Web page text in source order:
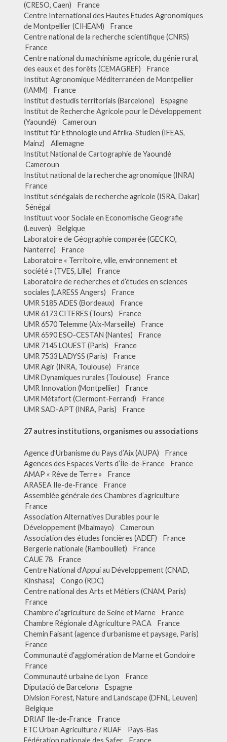
(CRESO, Caen) France
Centre International des Hautes Etudes Agronomiques
de Montpellier (CIHEAM) France
Centre national de la recherche scientifique (CNRS)
France
Centre national du machinisme agricole, du génie rural,
des eaux et des forêts (CEMAGREF) France
Institut Agronomique Méditerranéen de Montpellier
(IAMM) France
Institut d’estudis territorials (Barcelone) Espagne
Institut de Recherche Agricole pour le Développement
(Yaoundé) Cameroun
Institut für Ethnologie und Afrika-Studien (IFEAS,
Mainz) Allemagne
Institut National de Cartographie de Yaoundé
Cameroun
Institut national de la recherche agronomique (INRA)
France
Institut sénégalais de recherche agricole (ISRA, Dakar)
Sénégal
Instituut voor Sociale en Economische Geografie
(Leuven) Belgique
Laboratoire de Géographie comparée (GECKO,
Nanterre) France
Laboratoire « Territoire, ville, environnement et
société » (TVES, Lille) France
Laboratoire de recherches et d’études en sciences
sociales (LARESS Angers) France
UMR 5185 ADES (Bordeaux) France
UMR 6173 CITERES (Tours) France
UMR 6570 Telemme (Aix-Marseille) France
UMR 6590 ESO-CESTAN (Nantes) France
UMR 7145 LOUEST (Paris) France
UMR 7533 LADYSS (Paris) France
UMR Agir (INRA, Toulouse) France
UMR Dynamiques rurales (Toulouse) France
UMR Innovation (Montpellier) France
UMR Métafort (Clermont-Ferrand) France
UMR SAD-APT (INRA, Paris) France
27 autres institutions, organismes ou associations
Agence d’Urbanisme du Pays d’Aix (AUPA) France
Agences des Espaces Verts d’Île-de-France France
AMAP « Rêve de Terre » France
ARASEA Ile-de-France France
Assemblée générale des Chambres d’agriculture
France
Association Alternatives Durables pour le
Développement (Mbalmayo) Cameroun
Association des études foncières (ADEF) France
Bergerie nationale (Rambouillet) France
CAUE 78 France
Centre National d’Appui au Développement (CNAD,
Kinshasa) Congo (RDC)
Centre national des Arts et Métiers (CNAM, Paris)
France
Chambre d’agriculture de Seine et Marne France
Chambre Régionale d’Agriculture PACA France
Chemin Faisant (agence d’urbanisme et paysage, Paris)
France
Communauté d’agglomération de Marne et Gondoire
France
Communauté urbaine de Lyon France
Diputació de Barcelona Espagne
Division Forest, Nature and Landscape (DFNL, Leuven)
Belgique
DRIAF Ile-de-France France
ETC Urban Agriculture / RUAF Pays-Bas
Fédération nationale des Safer France